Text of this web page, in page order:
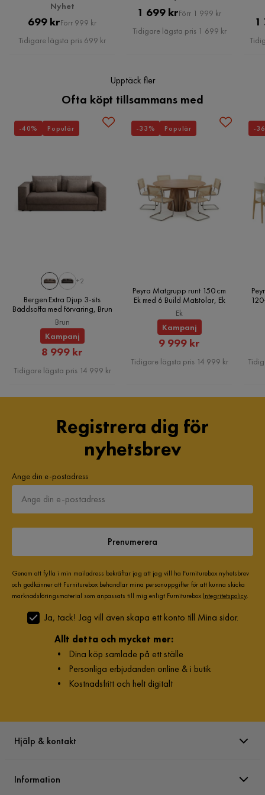
Nyhet
Pris
699 krOriginal
Pris
Förr 999 kr
Tidigare lägsta pris 699 kr
Pris
1 699 krOriginal
Pris
Förr 1 999 kr
Tidigare lägsta pris 1 699 kr
1
Upptäck fler
Ofta köpt tillsammans med
+2
Bergen Extra Djup 3-sits
Bäddsoffa med förvaring, Brun
Brun
Kampanj
Rabatterat
Pris
8 999 kr
Tidigare lägsta pris 14 999 kr
-40% Populär
Peyra Matgrupp runt 150 cm
Ek med 6 Build Matstolar, Ek
Ek
Kampanj
Rabatterat
Pris
9 999 kr
Tidigare lägsta pris 14 999 kr
-33% Populär -
Registrera dig för
nyhetsbrev
Ange din e-postadress
Prenumerera
Genom att fylla i min mailadress bekräftar jag att jag vill ha Furniturebox nyhetsbrev
och godkänner att Furniturebox behandlar mina personuppgifter för att kunna skicka
marknadsföringsmaterial som anpassats till mig enligt Furniturebox Integritetspolicy.
Ja, tack! Jag vill även skapa ett konto till Mina sidor.
Allt detta och mycket mer:
• Dina köp samlade på ett ställe
• Personliga erbjudanden online & i butik
• Kostnadsfritt och helt digitalt
Hjälp & kontakt
Information